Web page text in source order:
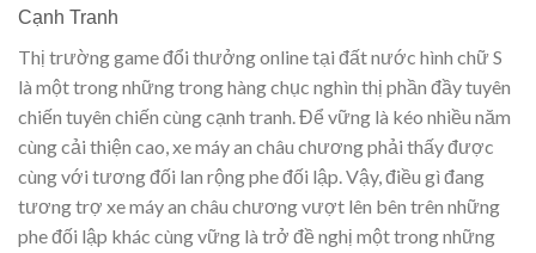
Cạnh Tranh
Thị trường game đổi thưởng online tại đất nước hình chữ S
là một trong những trong hàng chục nghìn thị phần đầy tuyên
chiến tuyên chiến cùng cạnh tranh. Để vững là kéo nhiều năm
cùng cải thiện cao, xe máy an châu chương phải thấy được
cùng với tương đối lan rộng phe đối lập. Vậy, điều gì đang
tương trợ xe máy an châu chương vượt lên bên trên những
phe đối lập khác cùng vững là trở đề nghị một trong những